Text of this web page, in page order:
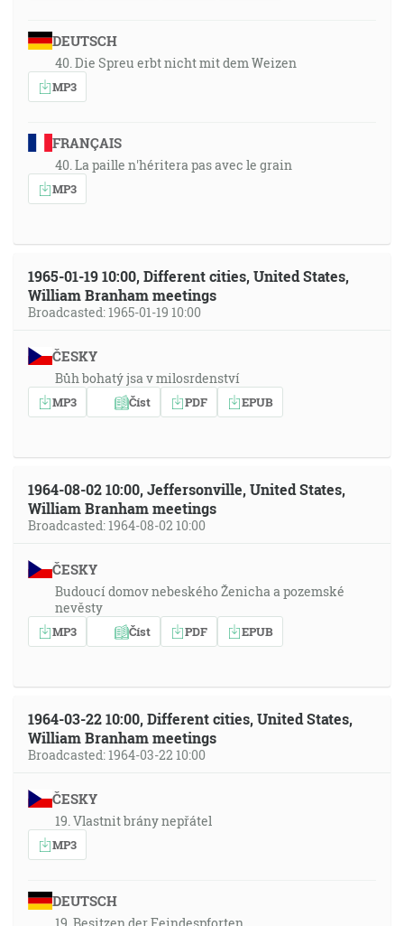
DEUTSCH
40. Die Spreu erbt nicht mit dem Weizen
MP3
FRANÇAIS
40. La paille n'héritera pas avec le grain
MP3
1965-01-19 10:00, Different cities, United States,
William Branham meetings
Broadcasted: 1965-01-19 10:00
ČESKY
Bůh bohatý jsa v milosrdenství
MP3 Číst PDF EPUB
1964-08-02 10:00, Jeffersonville, United States,
William Branham meetings
Broadcasted: 1964-08-02 10:00
ČESKY
Budoucí domov nebeského Ženicha a pozemské
nevěsty
MP3 Číst PDF EPUB
1964-03-22 10:00, Different cities, United States,
William Branham meetings
Broadcasted: 1964-03-22 10:00
ČESKY
19. Vlastnit brány nepřátel
MP3
DEUTSCH